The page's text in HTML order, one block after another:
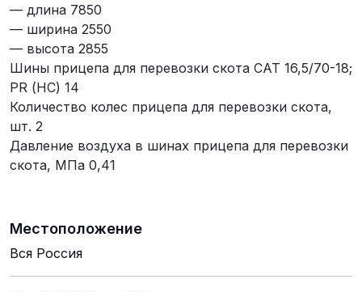
— длина 7850
— ширина 2550
— высота 2855
Шины прицепа для перевозки скота САТ 16,5/70-18;
PR (НС) 14
Количество колес прицепа для перевозки скота,
шт. 2
Давление воздуха в шинах прицепа для перевозки
скота, МПа 0,41
Местоположение
Вся Россия